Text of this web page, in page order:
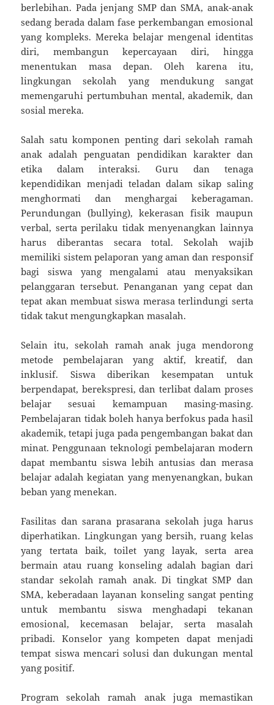
berlebihan. Pada jenjang SMP dan SMA, anak-anak
sedang berada dalam fase perkembangan emosional
yang kompleks. Mereka belajar mengenal identitas
diri, membangun kepercayaan diri, hingga
menentukan masa depan. Oleh karena itu,
lingkungan sekolah yang mendukung sangat
memengaruhi pertumbuhan mental, akademik, dan
sosial mereka.
Salah satu komponen penting dari sekolah ramah
anak adalah penguatan pendidikan karakter dan
etika dalam interaksi. Guru dan tenaga
kependidikan menjadi teladan dalam sikap saling
menghormati dan menghargai keberagaman.
Perundungan (bullying), kekerasan fisik maupun
verbal, serta perilaku tidak menyenangkan lainnya
harus diberantas secara total. Sekolah wajib
memiliki sistem pelaporan yang aman dan responsif
bagi siswa yang mengalami atau menyaksikan
pelanggaran tersebut. Penanganan yang cepat dan
tepat akan membuat siswa merasa terlindungi serta
tidak takut mengungkapkan masalah.
Selain itu, sekolah ramah anak juga mendorong
metode pembelajaran yang aktif, kreatif, dan
inklusif. Siswa diberikan kesempatan untuk
berpendapat, berekspresi, dan terlibat dalam proses
belajar sesuai kemampuan masing-masing.
Pembelajaran tidak boleh hanya berfokus pada hasil
akademik, tetapi juga pada pengembangan bakat dan
minat. Penggunaan teknologi pembelajaran modern
dapat membantu siswa lebih antusias dan merasa
belajar adalah kegiatan yang menyenangkan, bukan
beban yang menekan.
Fasilitas dan sarana prasarana sekolah juga harus
diperhatikan. Lingkungan yang bersih, ruang kelas
yang tertata baik, toilet yang layak, serta area
bermain atau ruang konseling adalah bagian dari
standar sekolah ramah anak. Di tingkat SMP dan
SMA, keberadaan layanan konseling sangat penting
untuk membantu siswa menghadapi tekanan
emosional, kecemasan belajar, serta masalah
pribadi. Konselor yang kompeten dapat menjadi
tempat siswa mencari solusi dan dukungan mental
yang positif.
Program sekolah ramah anak juga memastikan